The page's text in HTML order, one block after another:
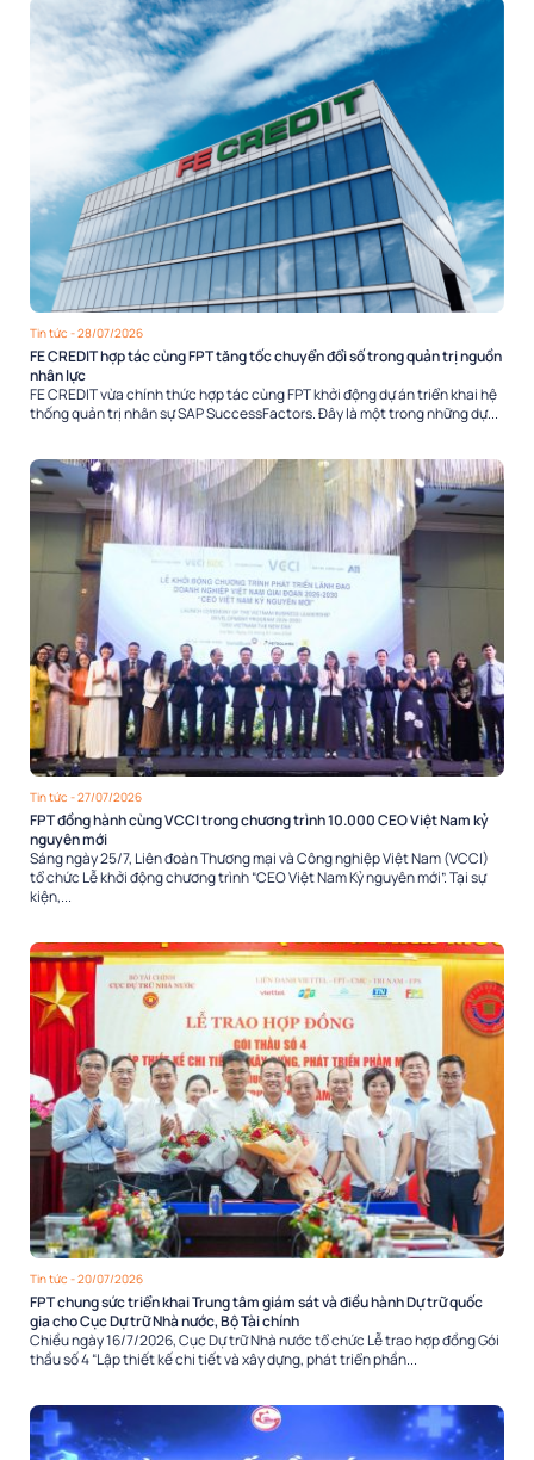
Tin tức - 28/07/2026
FE CREDIT hợp tác cùng FPT tăng tốc chuyển đổi số trong quản trị nguồn
nhân lực
FE CREDIT vừa chính thức hợp tác cùng FPT khởi động dự án triển khai hệ
thống quản trị nhân sự SAP SuccessFactors. Đây là một trong những dự...
Tin tức - 27/07/2026
FPT đồng hành cùng VCCI trong chương trình 10.000 CEO Việt Nam kỷ
nguyên mới
Sáng ngày 25/7, Liên đoàn Thương mại và Công nghiệp Việt Nam (VCCI)
tổ chức Lễ khởi động chương trình “CEO Việt Nam Kỷ nguyên mới”. Tại sự
kiện,...
Tin tức - 20/07/2026
FPT chung sức triển khai Trung tâm giám sát và điều hành Dự trữ quốc
gia cho Cục Dự trữ Nhà nước, Bộ Tài chính
Chiều ngày 16/7/2026, Cục Dự trữ Nhà nước tổ chức Lễ trao hợp đồng Gói
thầu số 4 “Lập thiết kế chi tiết và xây dựng, phát triển phần...